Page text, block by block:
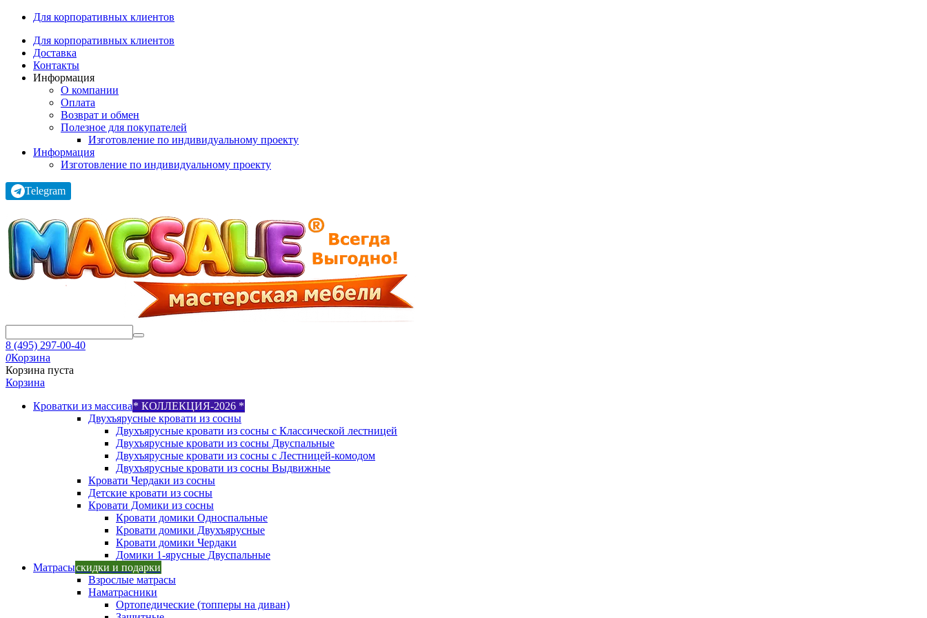
Для корпоративных клиентов
Для корпоративных клиентов
Доставка
Контакты
Информация
О компании
Оплата
Возврат и обмен
Полезное для покупателей
Изготовление по индивидуальному проекту
Информация
Изготовление по индивидуальному проекту
Telegram
8 (495) 297-00-40
0Корзина
Корзина пуста
Корзина
Кроватки из массива* КОЛЛЕКЦИЯ-2026 *
Двухъярусные кровати из сосны
Двухъярусные кровати из сосны с Классической лестницей
Двухъярусные кровати из сосны Двуспальные
Двухъярусные кровати из сосны с Лестницей-комодом
Двухъярусные кровати из сосны Выдвижные
Кровати Чердаки из сосны
Детские кровати из сосны
Кровати Домики из сосны
Кровати домики Односпальные
Кровати домики Двухъярусные
Кровати домики Чердаки
Домики 1-ярусные Двуспальные
Матрасыскидки и подарки
Взрослые матрасы
Наматрасники
Ортопедические (топперы на диван)